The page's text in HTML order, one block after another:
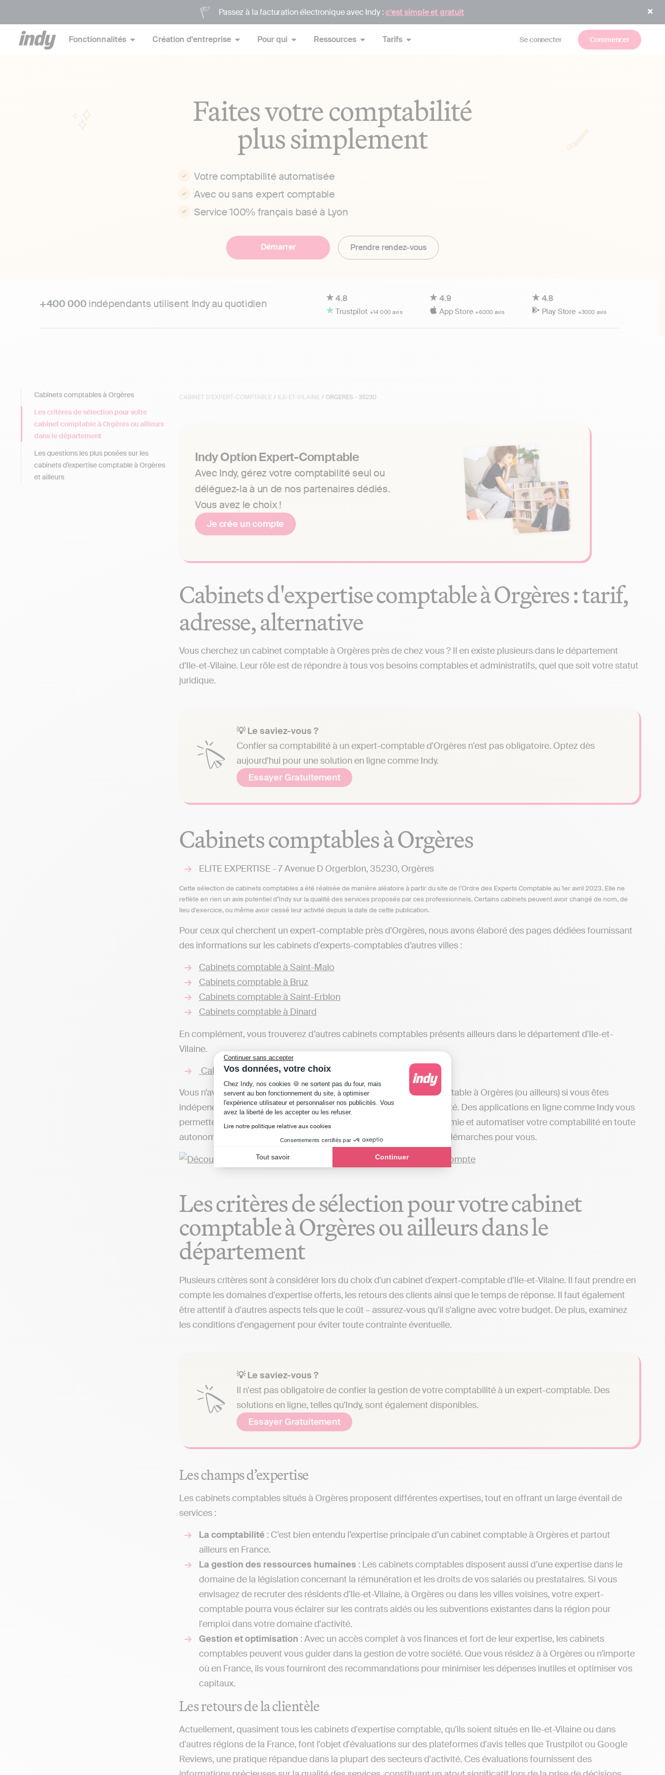
Continuer sans accepter
Vos données, votre choix
Plateforme de Gestion du Consentement : Personnalisez vos Options
Chez Indy, nos cookies 🍪 ne sortent pas du four, mais
servent au bon fonctionnement du site, à optimiser
l'expérience utilisateur et personnaliser nos publicités. Vous
avez la liberté de les accepter ou les refuser.
Lire notre politique relative aux cookies
Consentements certifiés par
Tout savoir Continuer
Axeptio consent
Passez à la facturation électronique avec Indy :c’est simple et gratuit
Fonctionnalités Création d'entreprise Pour qui Ressources Tarifs Se connecter Commencer
Faites votre comptabilité
plus simplement
Votre comptabilité automatisée
Avec ou sans expert comptable
Service 100% français basé à Lyon
Démarrer Prendre rendez-vous
+400 000indépendants utilisent Indy au quotidien 4.8
Trustpilot +14 000 avis
4.9
App Store+6000 avis
4.8
Play Store +3000 avis
CABINET D'EXPERT-COMPTABLE / ILE-ET-VILAINE / ORGERES - 35230
Indy Option Expert-Comptable
Avec Indy, gérez votre comptabilité seul ou
déléguez-la à un de nos partenaires dédiés.
Vous avez le choix !
Je crée un compte
Cabinets d'expertise comptable à Orgères : tarif,
adresse, alternative
Vous cherchez un cabinet comptable à Orgères près de chez vous ? Il en existe plusieurs dans le département
d'Ile-et-Vilaine. Leur rôle est de répondre à tous vos besoins comptables et administratifs, quel que soit votre statut
juridique.
💡 Le saviez-vous ?
Confier sa comptabilité à un expert-comptable d'Orgères n'est pas obligatoire. Optez dès
aujourd'hui pour une solution en ligne comme Indy.
Essayer Gratuitement
Cabinets comptables à Orgères
ELITE EXPERTISE - 7 Avenue D Orgerblon, 35230, Orgères
Cette sélection de cabinets comptables a été réalisée de manière aléatoire à partir du site de l’Ordre des Experts Comptable au 1er avril 2023. Elle ne
reflète en rien un avis potentiel d’Indy sur la qualité des services proposés par ces professionnels. Certains cabinets peuvent avoir changé de nom, de
lieu d'exercice, ou même avoir cessé leur activité depuis la date de cette publication.
Pour ceux qui cherchent un expert-comptable près d'Orgères, nous avons élaboré des pages dédiées fournissant
des informations sur les cabinets d'experts-comptables d’autres villes :
Cabinets comptable à Saint-Malo
Cabinets comptable à Bruz
Cabinets comptable à Saint-Erblon
Cabinets comptable à Dinard
En complément, vous trouverez d’autres cabinets comptables présents ailleurs dans le département d'Ile-et-
Vilaine.
Cabinets comptable en Ile-et-Vilaine
Vous n’avez pas nécessairement besoin d’un cabinet d’expert-comptable à Orgères (ou ailleurs) si vous êtes
indépendant. Il est tout à fait légal de gérer soi-même sa comptabilité. Des applications en ligne comme Indy vous
permettent de transmettre les déclarations fiscales en toute autonomie et automatiser votre comptabilité en toute
autonomie, à l’inverse des cabinets comptables qui réaliseront ces démarches pour vous.
Les critères de sélection pour votre cabinet
comptable à Orgères ou ailleurs dans le
département
Plusieurs critères sont à considérer lors du choix d'un cabinet d'expert-comptable d'Ile-et-Vilaine. Il faut prendre en
compte les domaines d'expertise offerts, les retours des clients ainsi que le temps de réponse. Il faut également
être attentif à d'autres aspects tels que le coût – assurez-vous qu'il s'aligne avec votre budget. De plus, examinez
les conditions d'engagement pour éviter toute contrainte éventuelle.
💡 Le saviez-vous ?
Il n'est pas obligatoire de confier la gestion de votre comptabilité à un expert-comptable. Des
solutions en ligne, telles qu'Indy, sont également disponibles.
Essayer Gratuitement
Les champs d’expertise
Les cabinets comptables situés à Orgères proposent différentes expertises, tout en offrant un large éventail de
services :
La comptabilité : C’est bien entendu l’expertise principale d’un cabinet comptable à Orgères et partout
ailleurs en France.
La gestion des ressources humaines : Les cabinets comptables disposent aussi d’une expertise dans le
domaine de la législation concernant la rémunération et les droits de vos salariés ou prestataires. Si vous
envisagez de recruter des résidents d'Ile-et-Vilaine, à Orgères ou dans les villes voisines, votre expert-
comptable pourra vous éclairer sur les contrats aidés ou les subventions existantes dans la région pour
l'emploi dans votre domaine d'activité.
Gestion et optimisation : Avec un accès complet à vos finances et fort de leur expertise, les cabinets
comptables peuvent vous guider dans la gestion de votre société. Que vous résidez à à Orgères ou n'importe
où en France, ils vous fourniront des recommandations pour minimiser les dépenses inutiles et optimiser vos
capitaux.
Les retours de la clientèle
Actuellement, quasiment tous les cabinets d'expertise comptable, qu'ils soient situés en Ile-et-Vilaine ou dans
d'autres régions de la France, font l'objet d'évaluations sur des plateformes d'avis telles que Trustpilot ou Google
Reviews, une pratique répandue dans la plupart des secteurs d'activité. Ces évaluations fournissent des
Cabinets comptables à Orgères
Les critères de sélection pour votre
cabinet comptable à Orgères ou ailleurs
dans le département
Les questions les plus posées sur les
cabinets d’expertise comptable à Orgères
et ailleurs